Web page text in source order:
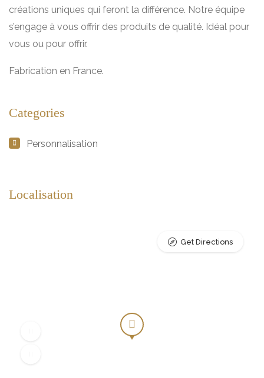
créations uniques qui feront la différence. Notre équipe
s’engage à vous offrir des produits de qualité. Idéal pour
vous ou pour offrir.
Fabrication en France.
Categories
Personnalisation
Localisation
Get Directions